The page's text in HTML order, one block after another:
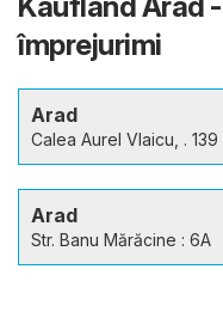
împrejurimi
Arad
Calea Aurel Vlaicu, . 139
Arad
Str. Banu Mărăcine : 6A